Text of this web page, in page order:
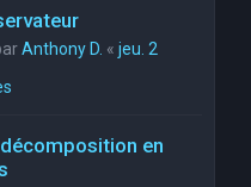
Anthony D. « jeu. 2
en